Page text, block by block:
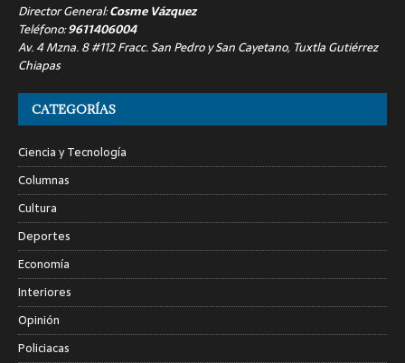
Director General:Cosme Vázquez
Teléfono:9611406004
Av. 4 Mzna. 8 #112 Fracc. San Pedro y San Cayetano, Tuxtla Gutiérrez
Chiapas
CATEGORÍAS
Ciencia y Tecnología
Columnas
Cultura
Deportes
Economía
Interiores
Opinión
Policiacas